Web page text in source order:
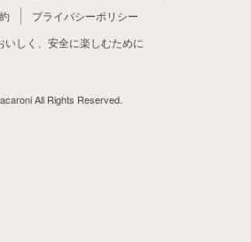
プライバシーポリシー
いしく、安全に楽しむために
All Rights Reserved.